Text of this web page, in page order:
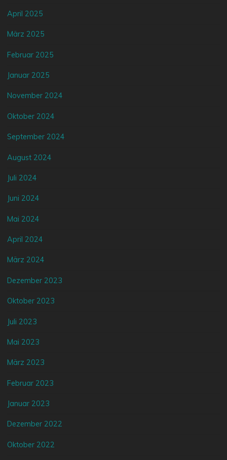
April 2025
März 2025
Februar 2025
Januar 2025
November 2024
Oktober 2024
September 2024
August 2024
Juli 2024
Juni 2024
Mai 2024
April 2024
März 2024
Dezember 2023
Oktober 2023
Juli 2023
Mai 2023
März 2023
Februar 2023
Januar 2023
Dezember 2022
Oktober 2022